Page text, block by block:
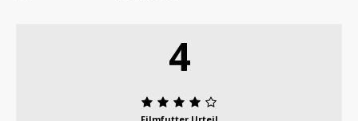
4